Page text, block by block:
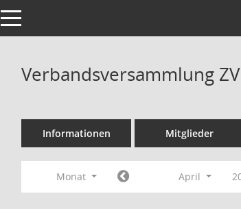
Toggle navigation
Verbandsversammlung
Informationen Mitglieder
Monat April